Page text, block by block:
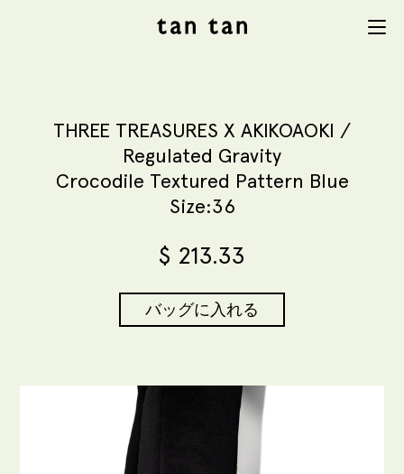
THREE TREASURES X AKIKOAOKI /
Regulated Gravity
Crocodile Textured Pattern Blue
Size:36
$ 213.33
バッグに入れる